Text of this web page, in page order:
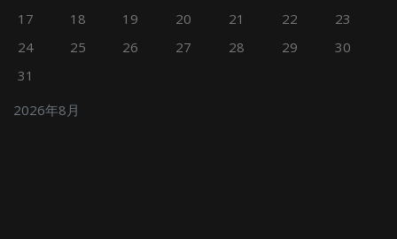
2026年8月
17
18 19 20 21 22
23
24
25 26 27 28 29
30
31